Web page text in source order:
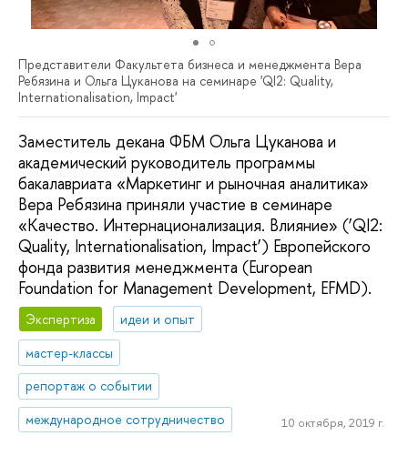
Представители Факультета бизнеса и менеджмента Вера
Ребязина и Ольга Цуканова на семинаре 'QI2: Quality,
Internationalisation, Impact'
Заместитель декана ФБМ Ольга Цуканова и
академический руководитель программы
бакалавриата «Маркетинг и рыночная аналитика»
Вера Ребязина приняли участие в семинаре
«Качество. Интернационализация. Влияние» (‘QI2:
Quality, Internationalisation, Impact’) Европейского
фонда развития менеджмента (European
Foundation for Management Development, EFMD).
Экспертиза
идеи и опыт
мастер-классы
репортаж о событии
международное сотрудничество
10 октября, 2019 г.